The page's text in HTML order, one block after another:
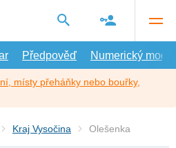
Předpověď Numerický model
místy přeháňky nebo bouřky,
Kraj Vysočina Olešenka